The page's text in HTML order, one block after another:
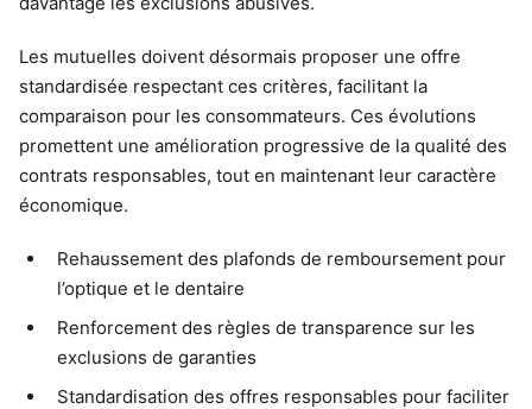
Les mutuelles doivent désormais proposer une offre
standardisée respectant ces critères, facilitant la
comparaison pour les consommateurs. Ces évolutions
promettent une amélioration progressive de la qualité des
contrats responsables, tout en maintenant leur caractère
économique.
Rehaussement des plafonds de remboursement pour
l’optique et le dentaire
Renforcement des règles de transparence sur les
exclusions de garanties
Standardisation des offres responsables pour faciliter